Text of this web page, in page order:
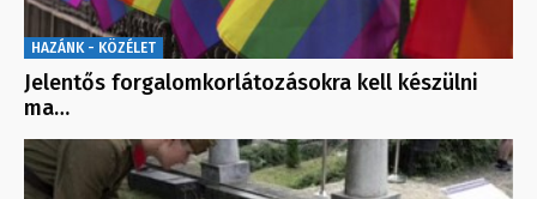
HAZÁNK - KÖZÉLET
Jelentős forgalomkorlátozásokra kell készülni
ma…